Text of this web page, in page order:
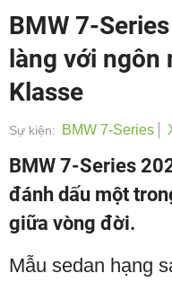
BMW 7-
làng với ngôn
Klasse
Sự kiện: BMW 7-Series
BMW 7-Series
đánh dấu một
giữa vòng đời.
Mẫu sedan hạng